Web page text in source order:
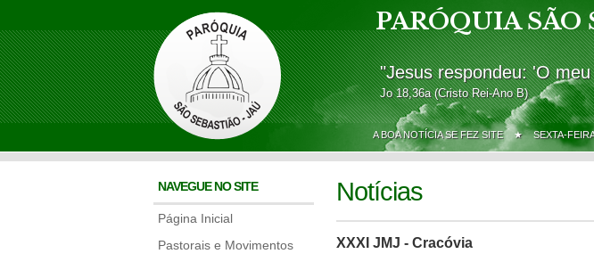
PARÓQUIA SÃO
"Jesus respondeu: 'O
Jo 18,36a (Cristo Rei-Ano B)
A BOA NOTÍCIA SE FEZ SITE ★SEXTA-
NAVEGUE NO SITE
Página Inicial
Pastorais e Movimentos
Notícias
XXXI JMJ - Cracóvia